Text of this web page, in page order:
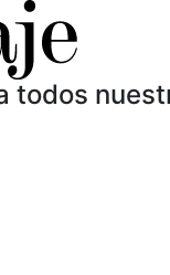
todos